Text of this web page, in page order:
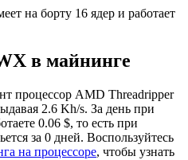
на борту 16 ядер и работает
в майнинге
процессор AMD Threadripper
2.6 Kh/s. За день при
0.06 $, то есть при
за 0 дней. Воспользуйтесь
на процессоре, чтобы узнать